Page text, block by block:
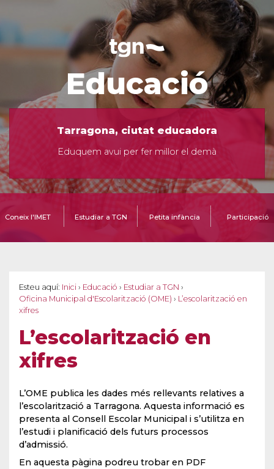
Educació
Tarragona, ciutat educadora
Eduquem avui per fer millor el demà
Coneix l'IMET Estudiar a TGN Petita infància Participació
Esteu aquí: Inici › Educació › Estudiar a TGN ›
Oficina Municipal d'Escolarització (OME) › L’escolarització en
xifres
L’escolarització en
xifres
L’OME publica les dades més rellevants relatives a
l’escolarització a Tarragona. Aquesta informació es
presenta al Consell Escolar Municipal i s’utilitza en
l’estudi i planificació dels futurs processos
d’admissió.
En aquesta pàgina podreu trobar en PDF